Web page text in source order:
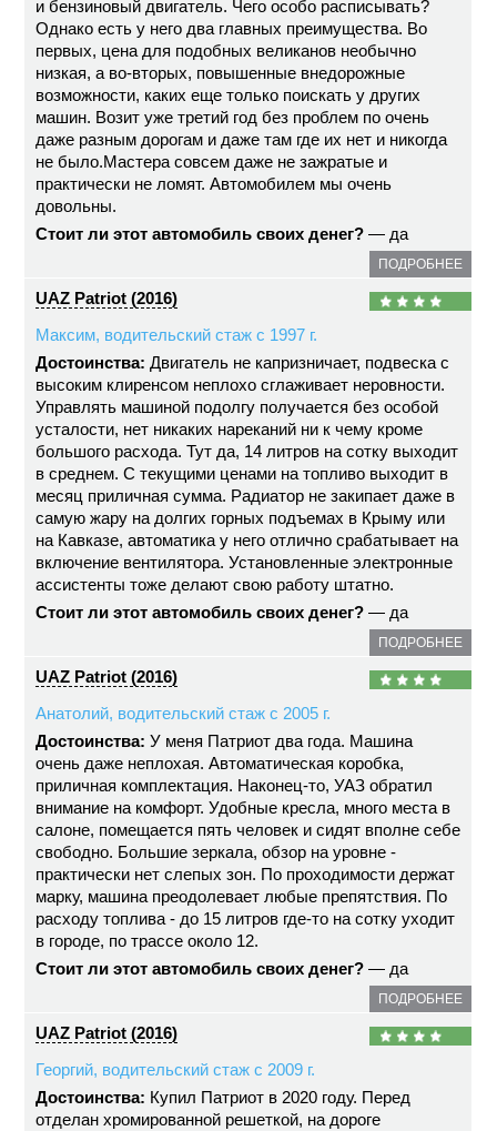
и бензиновый двигатель. Чего особо расписывать?
Однако есть у него два главных преимущества. Во
первых, цена для подобных великанов необычно
низкая, а во-вторых, повышенные внедорожные
возможности, каких еще только поискать у других
машин. Возит уже третий год без проблем по очень
даже разным дорогам и даже там где их нет и никогда
не было.Мастера совсем даже не зажратые и
практически не ломят. Автомобилем мы очень
довольны.
Стоит ли этот автомобиль своих денег? — да
ПОДРОБНЕЕ
UAZ Patriot (2016)
Максим, водительский стаж с 1997 г.
Достоинства: Двигатель не капризничает, подвеска с
высоким клиренсом неплохо сглаживает неровности.
Управлять машиной подолгу получается без особой
усталости, нет никаких нареканий ни к чему кроме
большого расхода. Тут да, 14 литров на сотку выходит
в среднем. С текущими ценами на топливо выходит в
месяц приличная сумма. Радиатор не закипает даже в
самую жару на долгих горных подъемах в Крыму или
на Кавказе, автоматика у него отлично срабатывает на
включение вентилятора. Установленные электронные
ассистенты тоже делают свою работу штатно.
Стоит ли этот автомобиль своих денег? — да
ПОДРОБНЕЕ
UAZ Patriot (2016)
Анатолий, водительский стаж с 2005 г.
Достоинства: У меня Патриот два года. Машина
очень даже неплохая. Автоматическая коробка,
приличная комплектация. Наконец-то, УАЗ обратил
внимание на комфорт. Удобные кресла, много места в
салоне, помещается пять человек и сидят вполне себе
свободно. Большие зеркала, обзор на уровне -
практически нет слепых зон. По проходимости держат
марку, машина преодолевает любые препятствия. По
расходу топлива - до 15 литров где-то на сотку уходит
в городе, по трассе около 12.
Стоит ли этот автомобиль своих денег? — да
ПОДРОБНЕЕ
UAZ Patriot (2016)
Георгий, водительский стаж с 2009 г.
Достоинства: Купил Патриот в 2020 году. Перед
отделан хромированной решеткой, на дороге